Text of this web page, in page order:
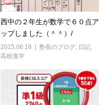
西中の２年生が数学で６０点ア
ップしました（＾＾）/
2015.06.16 塾長のブログ 日記
高校進学